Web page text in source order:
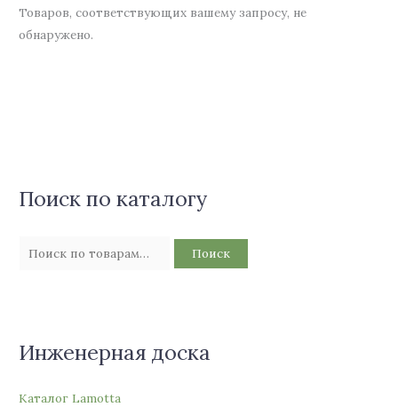
Товаров, соответствующих вашему запросу, не
обнаружено.
Поиск по каталогу
Поиск
Инженерная доска
Каталог Lamotta